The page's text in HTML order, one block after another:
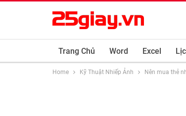
Trang Chủ Word Excel
Home Kỹ Thuật Nhiếp Ảnh Nên mua thẻ